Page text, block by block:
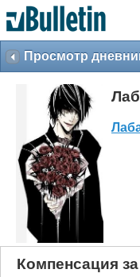
Просмотр
Компенсация